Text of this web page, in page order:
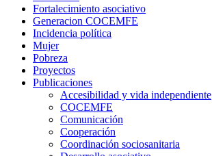
Fortalecimiento asociativo
Generacion COCEMFE
Incidencia política
Mujer
Pobreza
Proyectos
Publicaciones
Accesibilidad y vida independiente
COCEMFE
Comunicación
Cooperación
Coordinación sociosanitaria